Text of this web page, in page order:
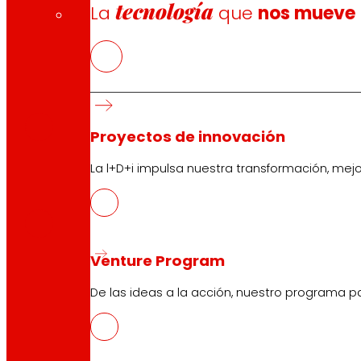
Latecnología que nos mueve
Proyectos de innovación
La l+D+i impulsa nuestra transformación,
Venture Program
De las ideas a la acción, nuestro programa